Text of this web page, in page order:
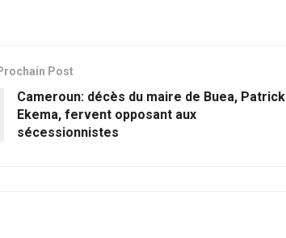
Post
Cameroun: décès du maire de Buea, Patrick
Ekema, fervent opposant aux
sécessionnistes